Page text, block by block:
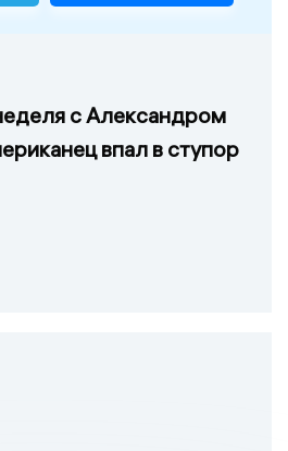
с Александром
впал в ступор